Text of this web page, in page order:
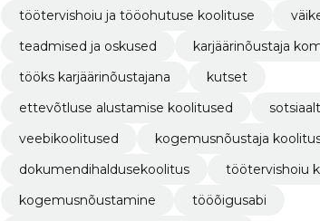
töötervishoiu ja tööohutuse koolituse
teadmised ja oskused
karjäärinõustaja
tööks karjäärinõustajana
kutset
ettevõtluse alustamise koolitused
veebikoolitused
kogemusnõustaja
dokumendihaldusekoolitus
töötervishoiu
kogemusnõustamine
tööõigusabi